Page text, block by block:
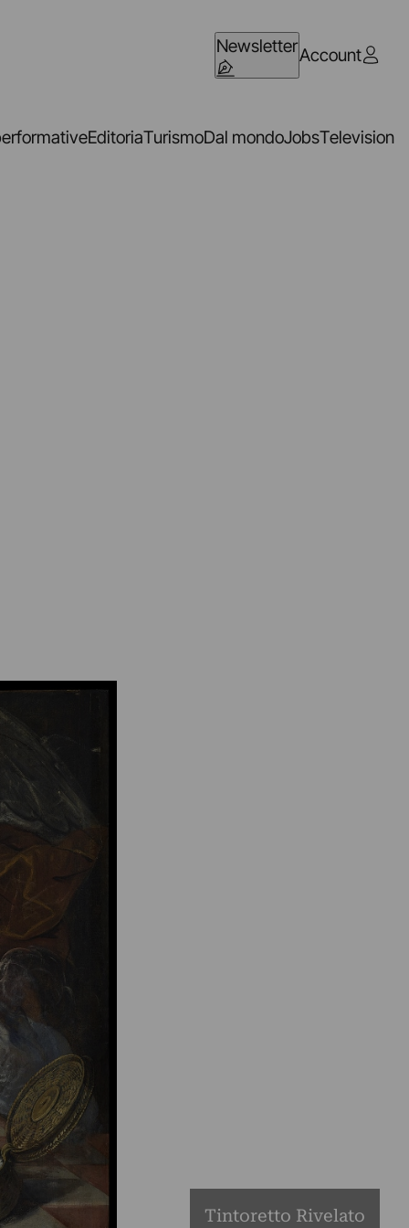
NewsletterAccount
EditoriaTurismoDal mondoJobsTelevision
Tintoretto Rivelato